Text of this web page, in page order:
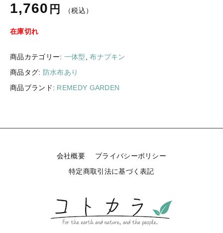
1,760 円 （税込）
在庫切れ
商品カテゴリー: 一体型,布ナプキン
商品タグ: 防水布あり
商品ブランド: REMEDY GARDEN
会社概要
プライバシーポリシー
特定商取引法に基づく表記
セール
お知らせ
ご利用ガイド
ギフトラッピング